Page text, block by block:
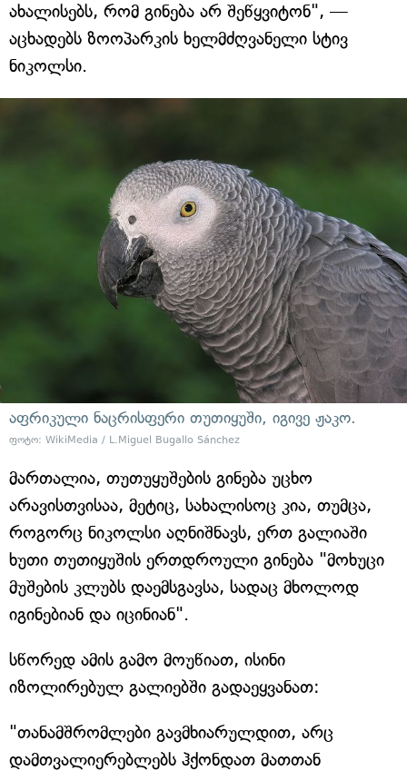
ახალისებს, რომ გინება არ შეწყვიტონ", —
აცხადებს ზოოპარკის ხელმძღვანელი სტივ
ნიკოლსი.
აფრიკული ნაცრისფერი თუთიყუში, იგივე ჟაკო.
ფოტო: WikiMedia / L.Miguel Bugallo Sánchez
მართალია, თუთუყუშების გინება უცხო
არავისთვისაა, მეტიც, სახალისოც კია, თუმცა,
როგორც ნიკოლსი აღნიშნავს, ერთ გალიაში
ხუთი თუთიყუშის ერთდროული გინება "მოხუცი
მუშების კლუბს დაემსგავსა, სადაც მხოლოდ
იგინებიან და იცინიან".
სწორედ ამის გამო მოუწიათ, ისინი
იზოლირებულ გალიებში გადაეყვანათ:
"თანამშრომლები გავმხიარულდით, არც
დამთვალიერებლებს ჰქონდათ მათთან